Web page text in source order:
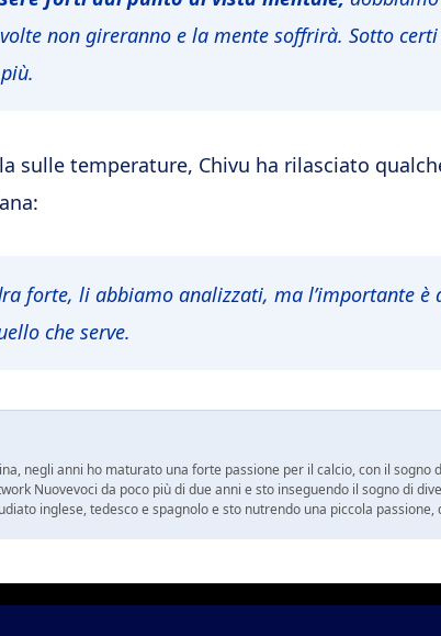
non gireranno e la mente soffrirà. Sotto
sulle temperature, Chivu ha rilasciato
forte, li abbiamo analizzati, ma l’importante è
che serve.
negli anni ho maturato una forte passione per il calcio, con il sogno
Nuovevoci da poco più di due anni e sto inseguendo il sogno di
inglese, tedesco e spagnolo e sto nutrendo una piccola